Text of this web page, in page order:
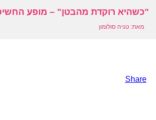
"כשהיא רוקדת מהבטן" – מופע
מאת: טניה סולומון
Share